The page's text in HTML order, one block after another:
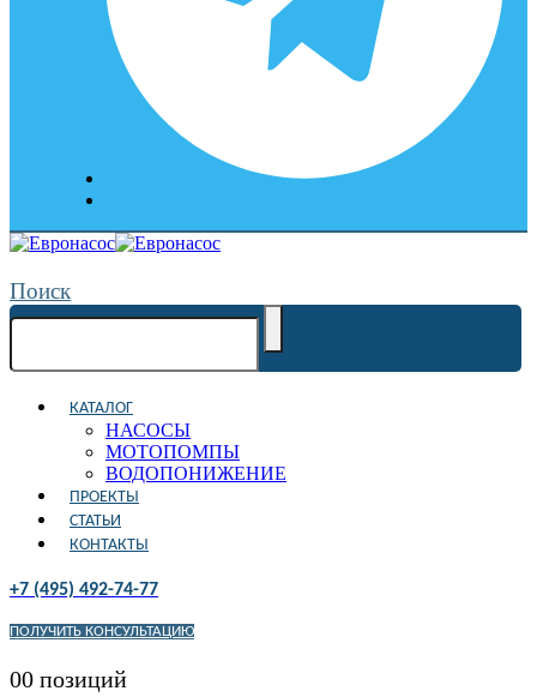
Поиск
КАТАЛОГ
НАСОСЫ
МОТОПОМПЫ
ВОДОПОНИЖЕНИЕ
ПРОЕКТЫ
СТАТЬИ
КОНТАКТЫ
+7 (495) 492-74-77
ПОЛУЧИТЬ КОНСУЛЬТАЦИЮ
00 позиций